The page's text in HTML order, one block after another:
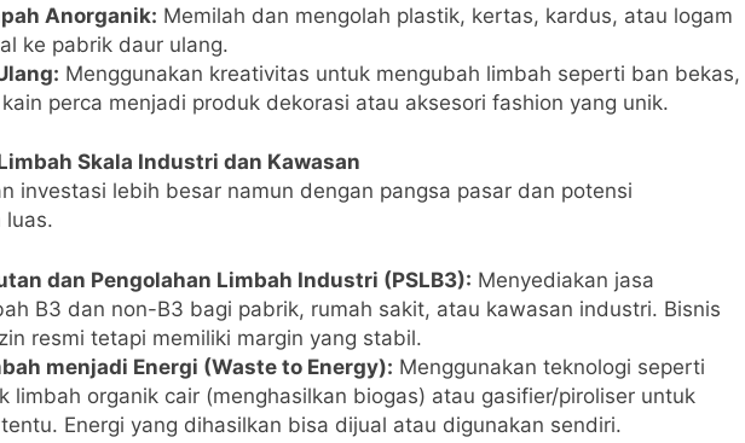
Anorganik: Memilah dan mengolah plastik, kertas, kardus, atau logam
ke pabrik daur ulang.
Menggunakan kreativitas untuk mengubah limbah seperti ban bekas,
perca menjadi produk dekorasi atau aksesori fashion yang unik.
Skala Industri dan Kawasan
investasi lebih besar namun dengan pangsa pasar dan potensi
luas.
dan Pengolahan Limbah Industri (PSLB3): Menyediakan jasa
B3 dan non-B3 bagi pabrik, rumah sakit, atau kawasan industri. Bisnis
resmi tetapi memiliki margin yang stabil.
menjadi Energi (Waste to Energy): Menggunakan teknologi seperti
limbah organik cair (menghasilkan biogas) atau gasifier/piroliser untuk
Energi yang dihasilkan bisa dijual atau digunakan sendiri.